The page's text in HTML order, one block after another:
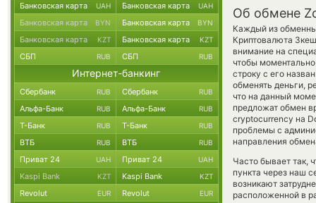
Об обмене
Каждый из
Криптовалюта
внимание на
чтобы
строку с его
обменять деньги,
что на данный
предложат обмен
cryptocurrency на
проблемы с
направления
Часто бывает так,
пункта через наш
возникают
расположенной в
Банковская карта UAH Банковская карта UAH
Банковская карта BYN Банковская карта BYN
Банковская карта KZT Банковская карта KZT
СБП RUB СБП RUB
Интернет-банкинг
Сбербанк RUB Сбербанк RUB
Альфа-Банк RUB Альфа-Банк RUB
Т-Банк RUB Т-Банк RUB
ВТБ RUB ВТБ RUB
Приват 24 UAH Приват 24 UAH
Kaspi Bank KZT Kaspi Bank KZT
Revolut EUR Revolut EUR